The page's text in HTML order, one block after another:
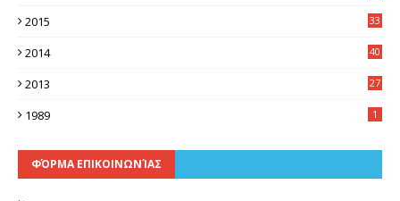
2015
33
2014
40
2013
27
1989 1
ΦΌΡΜΑ ΕΠΙΚΟΙΝΩΝΊΑΣ